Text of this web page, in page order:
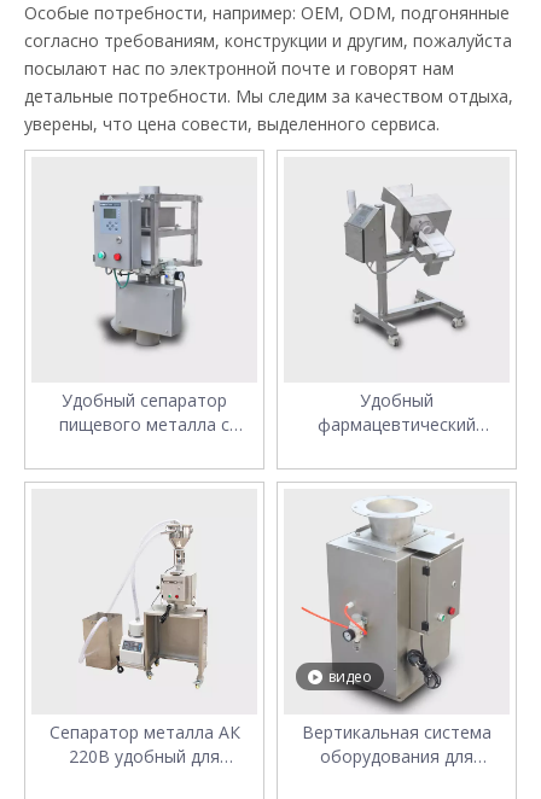
Особые потребности, например: OEM, ODM, подгонянные
согласно требованиям, конструкции и другим, пожалуйста
посылают нас по электронной почте и говорят нам
детальные потребности. Мы следим за качеством отдыха,
уверены, что цена совести, выделенного сервиса.
Удобный сепаратор
пищевого металла с
Удобный
фармацевтический
сигнализацией
Сепаратор металла АК
220В удобный для
видео
Вертикальная система
оборудования для